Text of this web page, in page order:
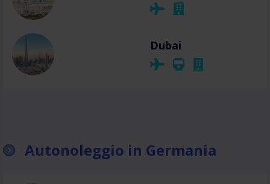
Dubai
Autonoleggio in Germania